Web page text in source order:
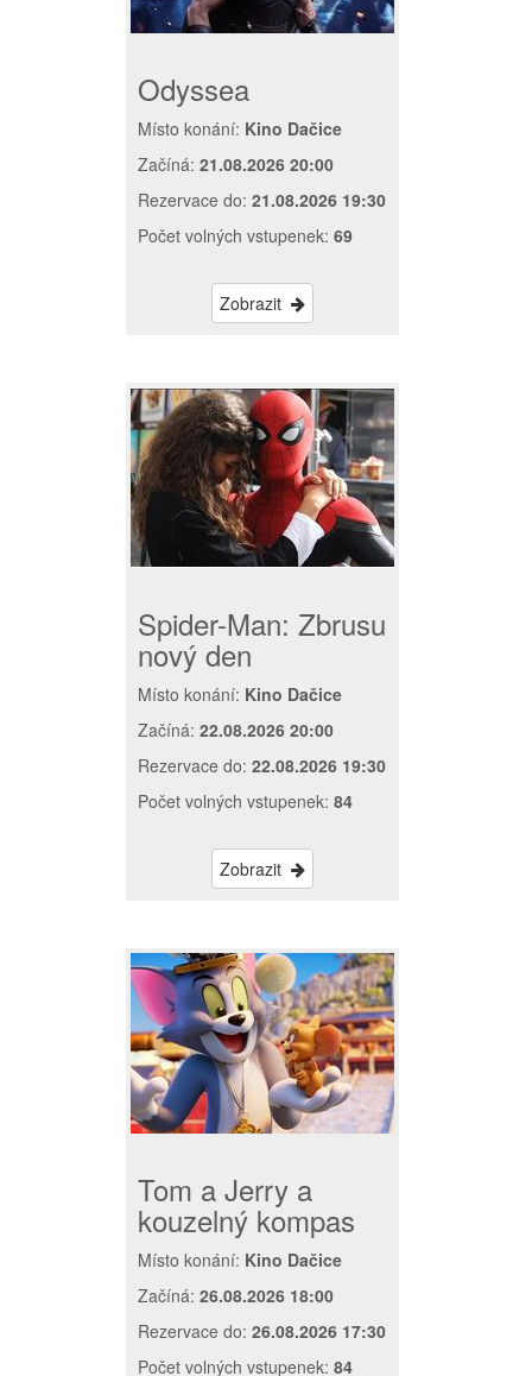
Odyssea
Místo konání: Kino Dačice
Začíná: 21.08.2026 20:00
Rezervace do: 21.08.2026 19:30
Počet volných vstupenek: 69
Zobrazit
Spider-Man: Zbrusu
nový den
Místo konání: Kino Dačice
Začíná: 22.08.2026 20:00
Rezervace do: 22.08.2026 19:30
Počet volných vstupenek: 84
Zobrazit
Tom a Jerry a
kouzelný kompas
Místo konání: Kino Dačice
Začíná: 26.08.2026 18:00
Rezervace do: 26.08.2026 17:30
Počet volných vstupenek: 84